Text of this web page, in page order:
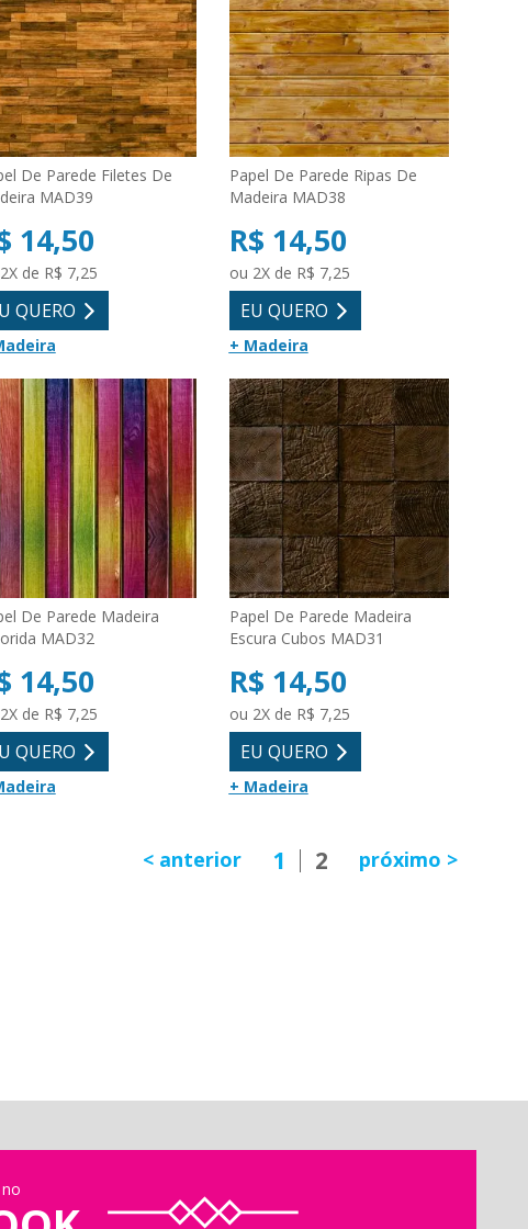
De Parede Filetes De
MAD39
14,50
de R$ 7,25
QUERO
Papel De Parede Ripas De
Madeira MAD38
R$ 14,50
ou 2X de R$ 7,25
EU QUERO
+ Madeira
De Parede Madeira
MAD32
14,50
de R$ 7,25
QUERO
Papel De Parede Madeira
Escura Cubos MAD31
R$ 14,50
ou 2X de R$ 7,25
EU QUERO
+ Madeira
anterior 1 2 próximo